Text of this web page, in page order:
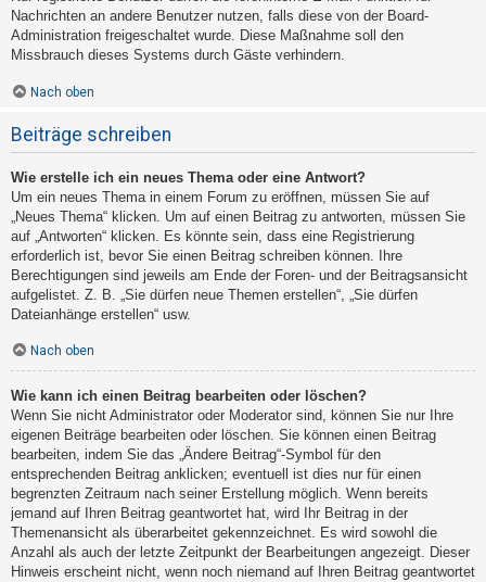
Nachrichten an andere Benutzer nutzen, falls diese von der Board-
Administration freigeschaltet wurde. Diese Maßnahme soll den
Missbrauch dieses Systems durch Gäste verhindern.
Nach oben
Beiträge schreiben
Wie erstelle ich ein neues Thema oder eine Antwort?
Um ein neues Thema in einem Forum zu eröffnen, müssen Sie auf
„Neues Thema“ klicken. Um auf einen Beitrag zu antworten, müssen Sie
auf „Antworten“ klicken. Es könnte sein, dass eine Registrierung
erforderlich ist, bevor Sie einen Beitrag schreiben können. Ihre
Berechtigungen sind jeweils am Ende der Foren- und der Beitragsansicht
aufgelistet. Z. B. „Sie dürfen neue Themen erstellen“, „Sie dürfen
Dateianhänge erstellen“ usw.
Nach oben
Wie kann ich einen Beitrag bearbeiten oder löschen?
Wenn Sie nicht Administrator oder Moderator sind, können Sie nur Ihre
eigenen Beiträge bearbeiten oder löschen. Sie können einen Beitrag
bearbeiten, indem Sie das „Ändere Beitrag“-Symbol für den
entsprechenden Beitrag anklicken; eventuell ist dies nur für einen
begrenzten Zeitraum nach seiner Erstellung möglich. Wenn bereits
jemand auf Ihren Beitrag geantwortet hat, wird Ihr Beitrag in der
Themenansicht als überarbeitet gekennzeichnet. Es wird sowohl die
Anzahl als auch der letzte Zeitpunkt der Bearbeitungen angezeigt. Dieser
Hinweis erscheint nicht, wenn noch niemand auf Ihren Beitrag geantwortet